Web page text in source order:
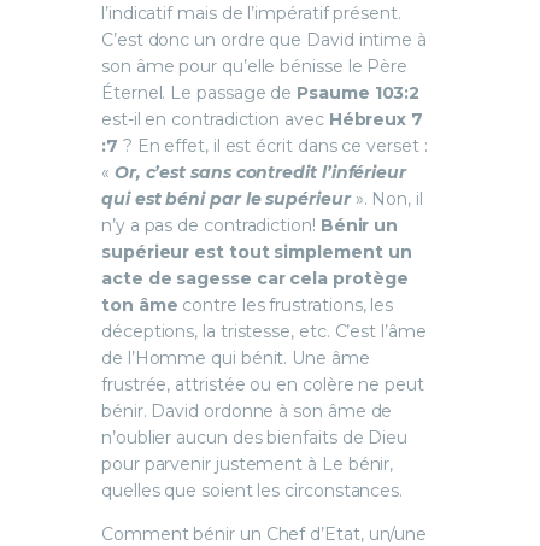
l’indicatif mais de l’impératif présent.
C’est donc un ordre que David intime à
son âme pour qu’elle bénisse le Père
Éternel. Le passage de Psaume 103:2
est-il en contradiction avec Hébreux 7
:7 ? En effet, il est écrit dans ce verset :
« Or, c’est sans contredit l’inférieur
qui est béni par le supérieur». Non, il
n’y a pas de contradiction! Bénir un
supérieur est tout simplement un
acte de sagesse car cela protège
ton âme contre les frustrations, les
déceptions, la tristesse, etc. C’est l’âme
de l’Homme qui bénit. Une âme
frustrée, attristée ou en colère ne peut
bénir. David ordonne à son âme de
n’oublier aucun des bienfaits de Dieu
pour parvenir justement à Le bénir,
quelles que soient les circonstances.
Comment bénir un Chef d’Etat, un/une